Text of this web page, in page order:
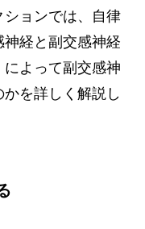
ョンでは、自律
経と副交感神経
よって副交感神
を詳しく解説し